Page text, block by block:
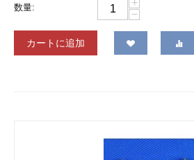
数量:
+
−
カートに追加